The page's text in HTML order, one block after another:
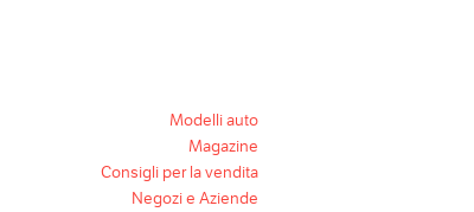
Modelli auto
Magazine
Consigli per la vendita
Negozi e Aziende